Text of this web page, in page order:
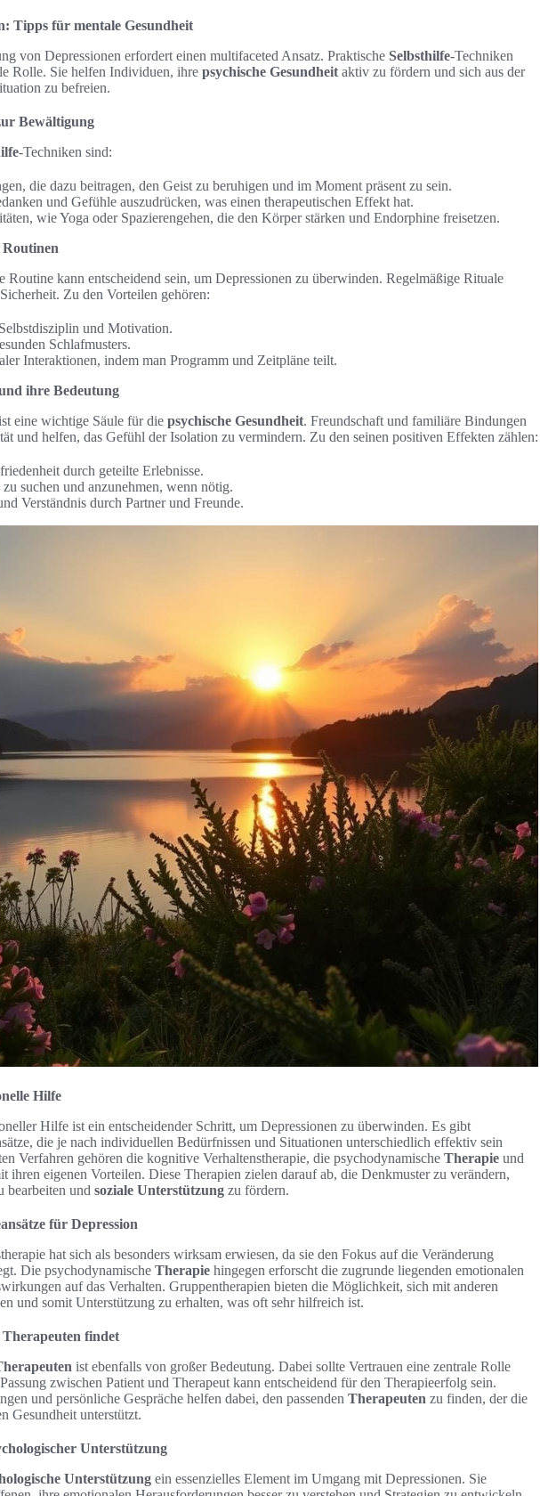
Tipps für mentale Gesundheit
von Depressionen erfordert einen multifaceted Ansatz. Praktische Selbsthilfe-Techniken
Rolle. Sie helfen Individuen, ihre psychische Gesundheit aktiv zu fördern und sich aus der
zu befreien.
Bewältigung
-Techniken sind:
die dazu beitragen, den Geist zu beruhigen und im Moment präsent zu sein.
und Gefühle auszudrücken, was einen therapeutischen Effekt hat.
wie Yoga oder Spazierengehen, die den Körper stärken und Endorphine freisetzen.
Routine kann entscheidend sein, um Depressionen zu überwinden. Regelmäßige Rituale
Zu den Vorteilen gehören:
und Motivation.
Schlafmusters.
Interaktionen, indem man Programm und Zeitpläne teilt.
ihre Bedeutung
eine wichtige Säule für die psychische Gesundheit. Freundschaft und familiäre Bindungen
und helfen, das Gefühl der Isolation zu vermindern. Zu den seinen positiven Effekten zählen:
durch geteilte Erlebnisse.
suchen und anzunehmen, wenn nötig.
Verständnis durch Partner und Freunde.
Hilfe
Hilfe ist ein entscheidender Schritt, um Depressionen zu überwinden. Es gibt
die je nach individuellen Bedürfnissen und Situationen unterschiedlich effektiv sein
Verfahren gehören die kognitive Verhaltenstherapie, die psychodynamische Therapie und
ihren eigenen Vorteilen. Diese Therapien zielen darauf ab, die Denkmuster zu verändern,
bearbeiten und soziale Unterstützung zu fördern.
für Depression
hat sich als besonders wirksam erwiesen, da sie den Fokus auf die Veränderung
Die psychodynamische Therapie hingegen erforscht die zugrunde liegenden emotionalen
auf das Verhalten. Gruppentherapien bieten die Möglichkeit, sich mit anderen
und somit Unterstützung zu erhalten, was oft sehr hilfreich ist.
findet
ist ebenfalls von großer Bedeutung. Dabei sollte Vertrauen eine zentrale Rolle
zwischen Patient und Therapeut kann entscheidend für den Therapieerfolg sein.
und persönliche Gespräche helfen dabei, den passenden Therapeuten zu finden, der die
Gesundheit unterstützt.
Unterstützung
Unterstützung ein essenzielles Element im Umgang mit Depressionen. Sie